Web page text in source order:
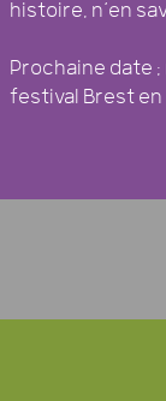
histoire, n’en
Prochaine date
festival Brest en